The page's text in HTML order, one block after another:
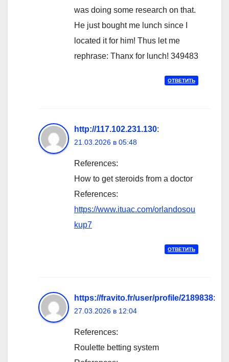
was doing some research on that.
He just bought me lunch since I
located it for him! Thus let me
rephrase: Thanx for lunch! 349483
ОТВЕТИТЬ
http://117.102.231.130:
21.03.2026 в 05:48
References:
How to get steroids from a doctor
References:
https://www.ituac.com/orlandosou
kup7
ОТВЕТИТЬ
https://fravito.fr/user/profile/2189838:
27.03.2026 в 12:04
References:
Roulette betting system